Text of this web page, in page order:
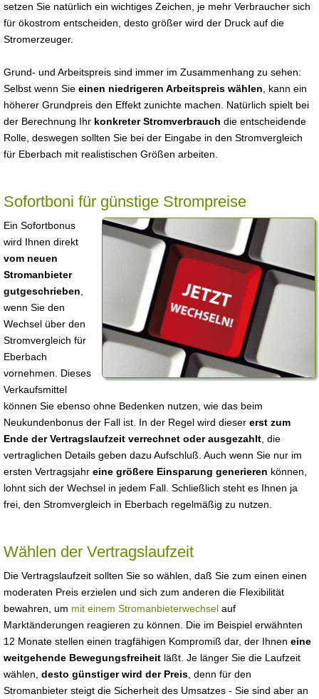
setzen Sie natürlich ein wichtiges Zeichen, je mehr Verbraucher sich
für ökostrom entscheiden, desto größer wird der Druck auf die
Stromerzeuger.
Grund- und Arbeitspreis sind immer im Zusammenhang zu sehen:
Selbst wenn Sie einen niedrigeren Arbeitspreis wählen , kann ein
höherer Grundpreis den Effekt zunichte machen. Natürlich spielt bei
der Berechnung Ihr konkreter Stromverbrauch die entscheidende
Rolle, deswegen sollten Sie bei der Eingabe in den Stromvergleich
für Eberbach mit realistischen Größen arbeiten.
Sofortboni für günstige Strompreise
Ein Sofortbonus
wird Ihnen direkt
vom neuen
Stromanbieter
gutgeschrieben
wenn Sie den
Wechsel über den
Stromvergleich für
Eberbach
vornehmen. Dieses
Verkaufsmittel
können Sie ebenso ohne Bedenken nutzen, wie das beim
Neukundenbonus der Fall ist. In der Regel wird dieser erst zum
Ende der Vertragslaufzeit verrechnet oder ausgezahlt , die
vertraglichen Details geben dazu Aufschluß. Auch wenn Sie nur im
ersten Vertragsjahr eine größere Einsparung generieren können,
lohnt sich der Wechsel in jedem Fall. Schließlich steht es Ihnen ja
frei, den Stromvergleich in Eberbach regelmäßig zu nutzen.
Wählen der Vertragslaufzeit
Die Vertragslaufzeit sollten Sie so wählen, daß Sie zum einen einen
moderaten Preis erzielen und sich zum anderen die Flexibilität
bewahren, um mit einem Stromanbieterwechsel auf
Marktänderungen reagieren zu können. Die im Beispiel erwähnten
12 Monate stellen einen tragfähigen Kompromiß dar, der Ihnen eine
weitgehende Bewegungsfreiheit läßt. Je länger Sie die Laufzeit
wählen, desto günstiger wird der Preis , denn für den
Stromanbieter steigt die Sicherheit des Umsatzes - Sie sind aber an